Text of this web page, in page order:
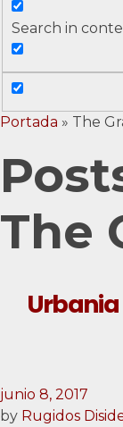
Search in
Portada » The
The
junio 8, 2017
by Rugidos